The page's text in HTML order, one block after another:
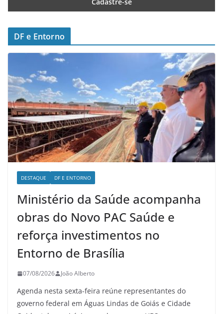
DF e Entorno
DESTAQUE DF E ENTORNO
Ministério da Saúde acompanha
obras do Novo PAC Saúde e
reforça investimentos no
Entorno de Brasília
07/08/2026 João Alberto
Agenda nesta sexta-feira reúne representantes do
governo federal em Águas Lindas de Goiás e Cidade